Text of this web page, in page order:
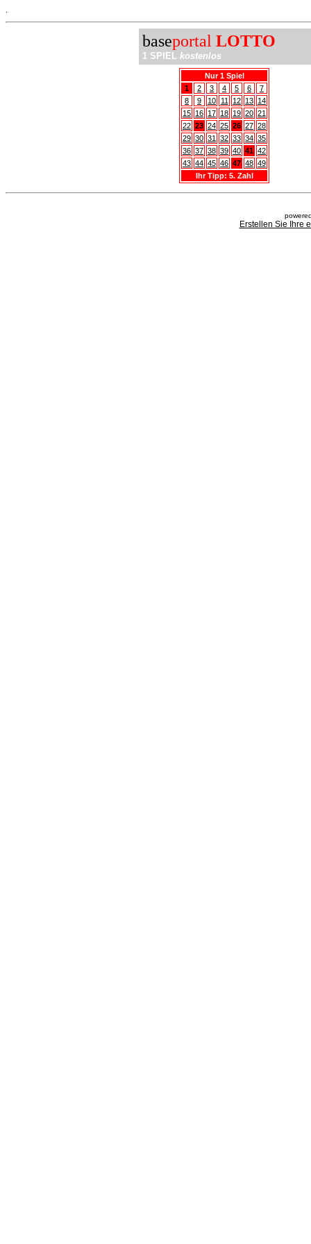
baseportal LOTTO
1 SPIEL kostenlos
Nur 1 Spiel
1
2 3 4 5 6
7
8
9 10 11 12 13 14
15 16 17 18 19 20 21
22 23 24 25 26 27 28
29 30 31 32 33 34 35
36 37 38 39 40 41 42
43 44 45 46 47 48 49
Ihr Tipp: 5. Zahl
Erstellen Sie Ihre